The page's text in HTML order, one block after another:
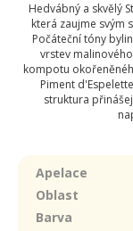
Hedvábný a skvělý
která zaujme svým
Počáteční tóny
vrstev
kompotu
Piment
struktura
Apelace
Oblast
Barva